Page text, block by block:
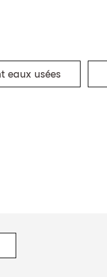
eaux usées